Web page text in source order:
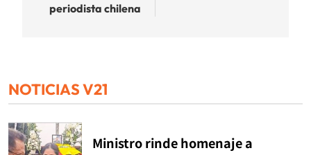
periodista chilena
NOTICIAS V21
Ministro rinde homenaje a